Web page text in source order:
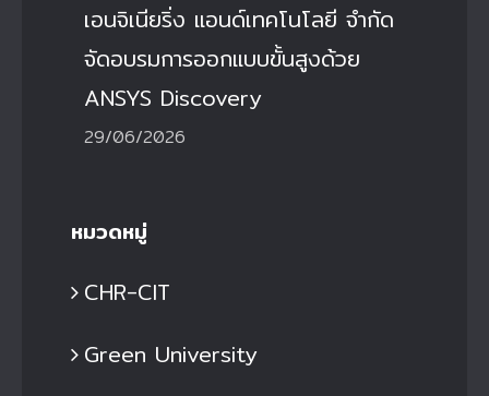
เอนจิเนียริ่ง แอนด์เทคโนโลยี จำกัด
จัดอบรมการออกแบบขั้นสูงด้วย
ANSYS Discovery
29/06/2026
หมวดหมู่
CHR-CIT
Green University